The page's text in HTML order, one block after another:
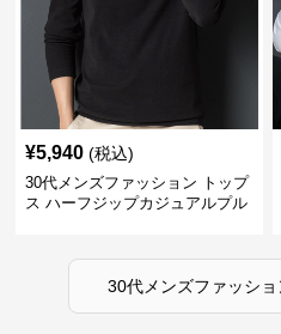
¥5,940 (税込)
30代メンズファッション トップ
ス ハーフジップカジュアルプル
30代メンズファッショ